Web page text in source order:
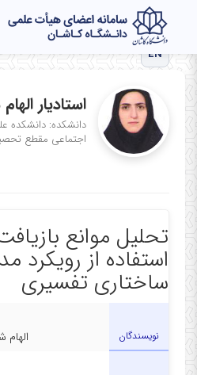
EN
استادیار
دانشکده: دانشکده
اجتماعی مقطع
تحلیل موانع
استفاده از رویکرد
ساختاری تفسیری
نویسندگان